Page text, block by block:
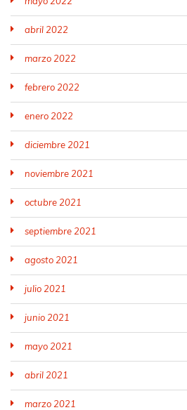
abril 2022
marzo 2022
febrero 2022
enero 2022
diciembre 2021
noviembre 2021
octubre 2021
septiembre 2021
agosto 2021
julio 2021
junio 2021
mayo 2021
abril 2021
marzo 2021